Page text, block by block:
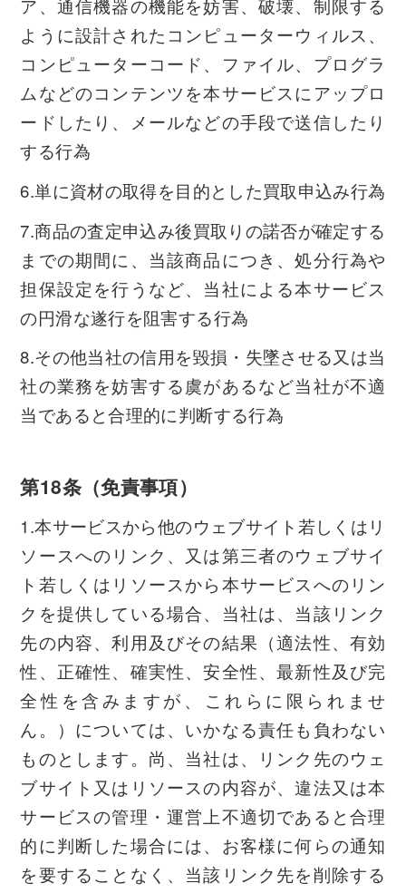
ア、通信機器の機能を妨害、破壊、制限する
ように設計されたコンピューターウィルス、
コンピューターコード、ファイル、プログラ
ムなどのコンテンツを本サービスにアップロ
ードしたり、メールなどの手段で送信したり
する行為
6.単に資材の取得を目的とした買取申込み行為
7.商品の査定申込み後買取りの諾否が確定する
までの期間に、当該商品につき、処分行為や
担保設定を行うなど、当社による本サービス
の円滑な遂行を阻害する行為
8.その他当社の信用を毀損・失墜させる又は当
社の業務を妨害する虞があるなど当社が不適
当であると合理的に判断する行為
第18条（免責事項）
1.本サービスから他のウェブサイト若しくはリ
ソースへのリンク、又は第三者のウェブサイ
ト若しくはリソースから本サービスへのリン
クを提供している場合、当社は、当該リンク
先の内容、利用及びその結果（適法性、有効
性、正確性、確実性、安全性、最新性及び完
全性を含みますが、これらに限られませ
ん。）については、いかなる責任も負わない
ものとします。尚、当社は、リンク先のウェ
ブサイト又はリソースの内容が、違法又は本
サービスの管理・運営上不適切であると合理
的に判断した場合には、お客様に何らの通知
を要することなく、当該リンク先を削除する